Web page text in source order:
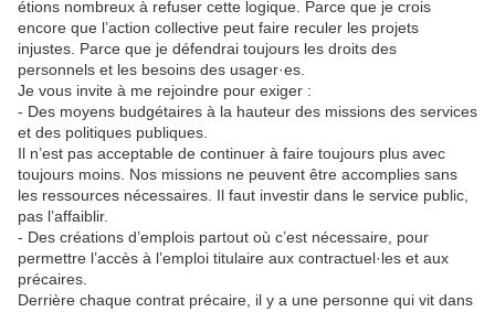
étions nombreux à refuser cette logique. Parce que je crois
encore que l’action collective peut faire reculer les projets
injustes. Parce que je défendrai toujours les droits des
personnels et les besoins des usager·es.
Je vous invite à me rejoindre pour exiger :
- Des moyens budgétaires à la hauteur des missions des services
et des politiques publiques.
Il n’est pas acceptable de continuer à faire toujours plus avec
toujours moins. Nos missions ne peuvent être accomplies sans
les ressources nécessaires. Il faut investir dans le service public,
pas l’affaiblir.
- Des créations d’emplois partout où c’est nécessaire, pour
permettre l’accès à l’emploi titulaire aux contractuel·les et aux
précaires.
Derrière chaque contrat précaire, il y a une personne qui vit dans